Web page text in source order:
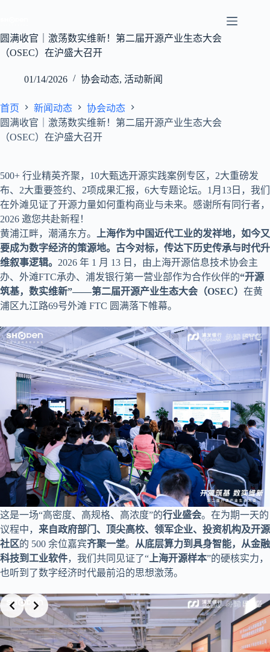
内
容
圆满收官｜激荡数实维新！第二届开源产业生态大会
（OSEC）在沪盛大召开
01/14/2026 协会动态, 活动新闻
首页 新闻动态
协会动态
圆满收官｜激荡数实维新！第二届开源产业生态大会
（OSEC）在沪盛大召开
500+ 行业精英齐聚，10大甄选开源实践案例专区，2大重磅发
布、2大重要签约、2项成果汇报，6大专题论坛。1月13日，我们
在外滩见证了开源力量如何重构商业与未来。感谢所有同行者，
2026 邀您共赴新程！
黄浦江畔，潮涌东方。
上海作为中国近代工业的发祥地，如今又
要成为数字经济的策源地。古今对标，传达下历史传承与时代升
维叙事逻辑。 2026 年 1 月 13 日，由上海开源信息技术协会主
办、外滩FTC承办、浦发银行第一营业部作为合作伙伴的“开源
筑基，数实维新”——第二届开源产业生态大会（OSEC） 在黄
浦区九江路69号外滩 FTC 圆满落下帷幕。
这是一场“高密度、高规格、高浓度”的行业盛会。在为期一天的
议程中， 来自政府部门、顶尖高校、领军企业、投资机构及开源
社区的 500 余位嘉宾齐聚一堂。 从底层算力到具身智能，从金融
科技到工业软件，我们共同见证了“ 上海开源样本”的硬核实力，
也听到了数字经济时代最前沿的思想激荡。
Slide 1 of 3